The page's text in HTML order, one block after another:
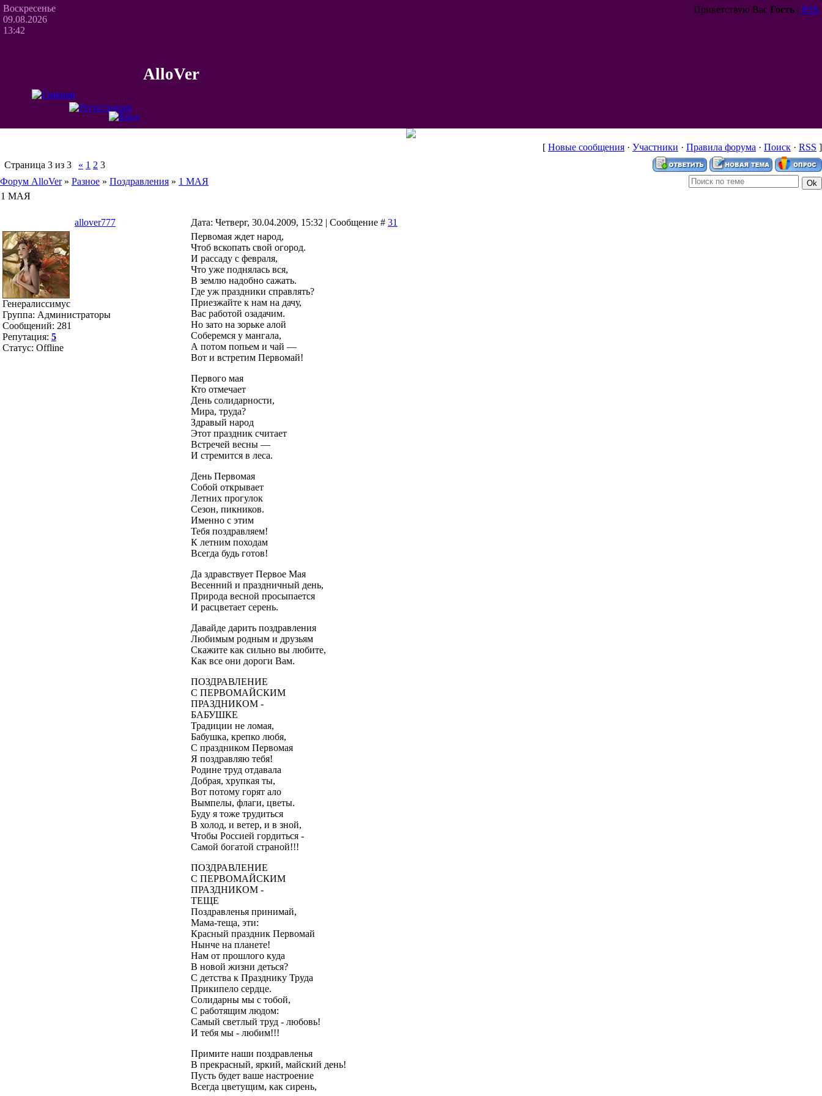
Воскресенье
09.08.2026
13:42
Приветствую Вас Гость | RSS
AlloVer
[ Новые сообщения · Участники · Правила форума · Поиск · RSS ]
Страница 3 из 3 « 1 2 3
Форум AlloVer » Разное » Поздравления » 1 МАЯ
1 МАЯ
allover777 Дата: Четверг, 30.04.2009, 15:32 | Сообщение # 31
Генералиссимус
Группа: Администраторы
Сообщений: 281
Репутация: 5
Статус: Offline
Первомая ждет народ,
Чтоб вскопать свой огород.
И рассаду с февраля,
Что уже поднялась вся,
В землю надобно сажать.
Где уж праздники справлять?
Приезжайте к нам на дачу,
Вас работой озадачим.
Но зато на зорьке алой
Соберемся у мангала,
А потом попьем и чай —
Вот и встретим Первомай!
Первого мая
Кто отмечает
День солидарности,
Мира, труда?
Здравый народ
Этот праздник считает
Встречей весны —
И стремится в леса.
День Первомая
Собой открывает
Летних прогулок
Сезон, пикников.
Именно с этим
Тебя поздравляем!
К летним походам
Всегда будь готов!
Да здравствует Первое Мая
Весенний и праздничный день,
Природа весной просыпается
И расцветает серень.
Давайде дарить поздравления
Любимым родным и друзьям
Скажите как сильно вы любите,
Как все они дороги Вам.
ПОЗДРАВЛЕНИЕ
С ПЕРВОМАЙСКИМ
ПРАЗДНИКОМ -
БАБУШКЕ
Традиции не ломая,
Бабушка, крепко любя,
С праздником Первомая
Я поздравляю тебя!
Родине труд отдавала
Добрая, хрупкая ты,
Вот потому горят ало
Вымпелы, флаги, цветы.
Буду я тоже трудиться
В холод, и ветер, и в зной,
Чтобы Россией гордиться -
Самой богатой страной!!!
ПОЗДРАВЛЕНИЕ
С ПЕРВОМАЙСКИМ
ПРАЗДНИКОМ -
ТЕЩЕ
Поздравленья принимай,
Мама-теща, эти:
Красный праздник Первомай
Нынче на планете!
Нам от прошлого куда
В новой жизни деться?
С детства к Празднику Труда
Прикипело сердце.
Солидарны мы с тобой,
С работящим людом:
Самый светлый труд - любовь!
И тебя мы - любим!!!
Примите наши поздравленья
В прекрасный, яркий, майский день!
Пусть будет ваше настроение
Всегда цветущим, как сирень,